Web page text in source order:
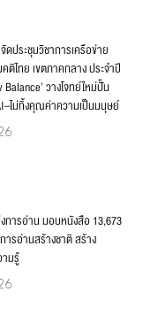
ประชุมวิชาการเครือข่าย
ทย เขตภาคกลาง ประจำปี
วางโจทย์ใหม่ปั้น
ไม่ทิ้งคุณค่าความเป็นมนุษย์
การอ่าน มอบหนังสือ 13,673
ารอ่านสร้างชาติ สร้าง
มรู้